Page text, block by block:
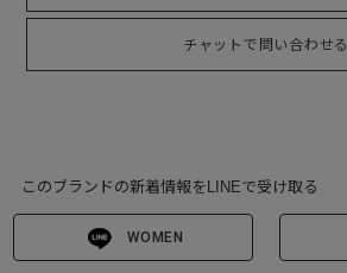
チャットで問い合わせる
このブランドの新着情報をLINEで受け取る
WOMEN